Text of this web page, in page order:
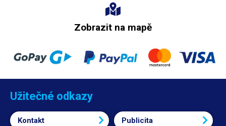
Zobrazit na mapě
Užitečné odkazy
Kontakt Publicita